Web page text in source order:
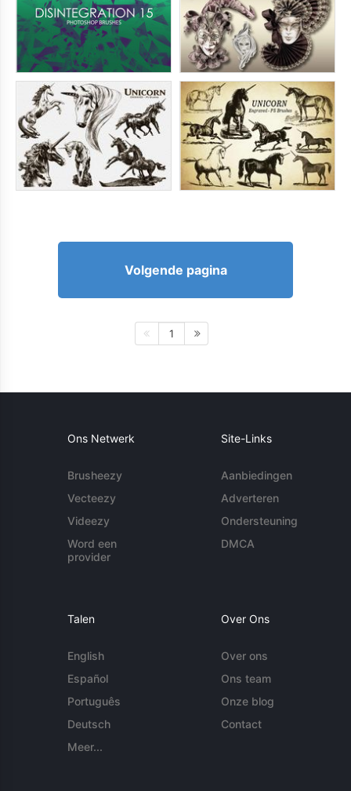
Volgende pagina
1
Ons Netwerk
Brusheezy
Vecteezy
Videezy
Word een
provider
Site-Links
Aanbiedingen
Adverteren
Ondersteuning
DMCA
Talen
English
Español
Português
Deutsch
Meer...
Over Ons
Over ons
Ons team
Onze blog
Contact